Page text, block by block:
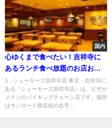
国内
心ゆくまで食べたい！吉祥寺に
あるランチ食べ放題のお店おす
すめ5選
1．シェーキーズ吉祥寺店 東京・吉祥寺に
ある『シェーキーズ吉祥寺店』は、ピザが
メインのバイキングチェーン店です。場所
はサンロード商店街の右手...